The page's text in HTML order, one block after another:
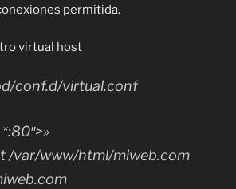
permitida.
virtual host
conf.d/virtual.conf
/var/www/html/miweb.com